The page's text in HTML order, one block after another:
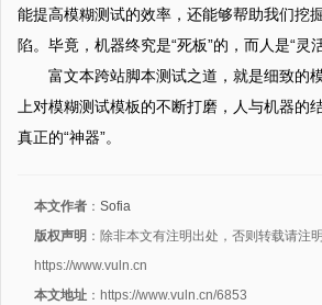
能提高模糊测试的效率，还能够帮助我们挖
陷。毕竟，机器终究是“死板”的，而人是“灵活
富文本跨站脚本测试之道，就是细致的
上对模糊测试模板的不断打磨，人与机器的
真正的“神器”。
本文作者 ： Sofia
版权声明 ：除非本文有注明出处，否则转载请注
https://www.vuln.cn
本文地址 ：https://www.vuln.cn/6853